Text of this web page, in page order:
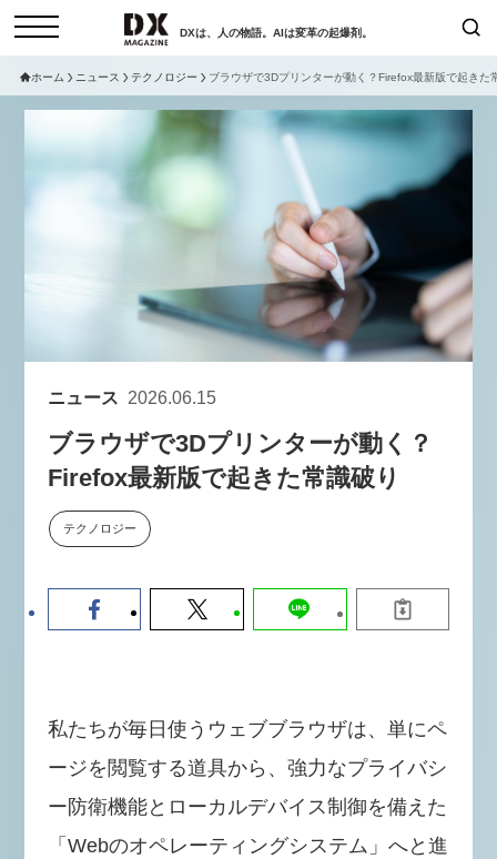
DXは、人の物語。AIは変革の起爆剤。
インタビュー
ニュース
日本オムニチャネル協会
トップページ
特集
動画
サイトマップ
お問い合わせ
個人情報保護法について
採用情報
検索
現在開催予定のセミナー
【8/12開催】「イノベーションを
数値化する」～投資される事業の
学ぶ資金調達・巻き込みのリアル
2026-06-10
2026-08-07
ホーム ニュース テクノロジー ブラウザで3Dプリンターが動く？Firefox最新版で起きた
ニュース 2026.06.15
ブラウザで3Dプリンターが動く？
Firefox最新版で起きた常識破り
テクノロジー
私たちが毎日使うウェブブラウザは、単にペ
ージを閲覧する道具から、強力なプライバシ
ー防衛機能とローカルデバイス制御を備えた
「Webのオペレーティングシステム」へと進